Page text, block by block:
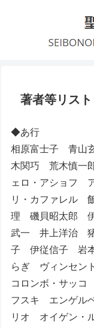
著者等リスト
◆あ行
相原富士子 青
木関巧 荒木慎一
ェロ・アショフ
リ・カファレル
理 磯貝昭太郎
武一 井上洋治
子 伊従信子 岩本
らぎ ヴィンセン
コロンボ・サッ
フスキ エンゲル
リオ オイゲン